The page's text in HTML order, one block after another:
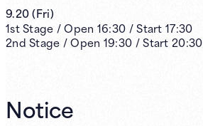
9.20(Fri)
1stStage /Open 16:30 /Start 17:30
2nd Stage /Open 19:30 /Start 20:30
Notice